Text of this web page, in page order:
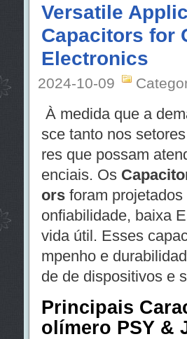
Versatile
Capacitors for
Electronics
2024-10-09
À medida que a
sce tanto nos
res que possam
enciais. Os
orsforam projetados
onfiabilidade, baixa
vida útil. Esses
mpenho e
de de dispositivos e
Principais
olímero PSY &